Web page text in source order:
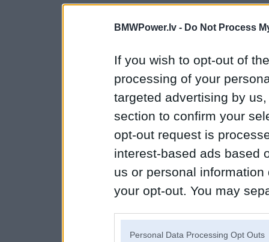
BMWPower.lv - Do Not Process
If you wish to opt-out of
processing of your
targeted advertising by
section to confirm your
opt-out request is
interest-based ads based
us or personal
your opt-out. You may
Personal Data Processing Opt Outs